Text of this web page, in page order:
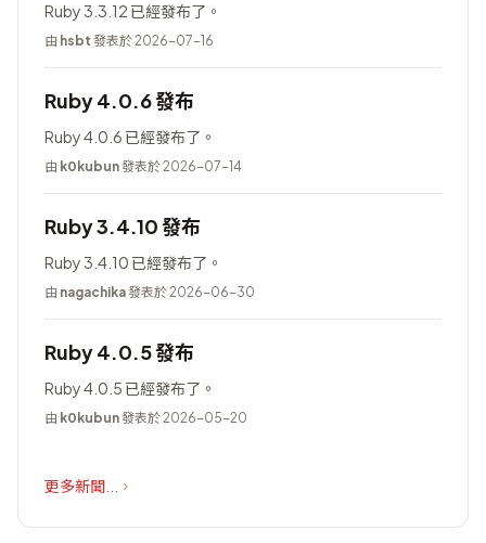
Ruby 3.3.12 已經發布了。
由 hsbt 發表於 2026-07-16
Ruby 4.0.6 發布
Ruby 4.0.6 已經發布了。
由 k0kubun發表於 2026-07-14
Ruby 3.4.10 發布
Ruby 3.4.10 已經發布了。
由 nagachika發表於 2026-06-30
Ruby 4.0.5 發布
Ruby 4.0.5 已經發布了。
由 k0kubun發表於 2026-05-20
更多新聞...